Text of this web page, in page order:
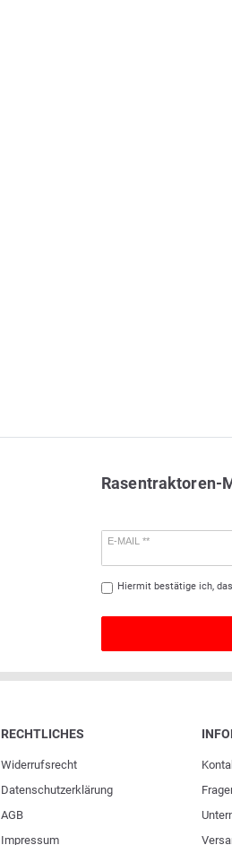
Rasentraktoren-
E-MAIL **
Hiermit bestätige ich,
RECHTLICHES
Widerrufs­recht
Daten­schutz­erklärung
AGB
Impressum